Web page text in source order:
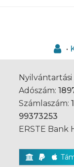
•
Nyilvántartási
Adószám:
Számlaszám:
99373253
ERSTE Bank